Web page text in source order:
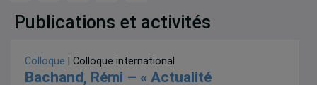
Publications et activités
Colloque | Colloque international
Bachand, Rémi – « Actualité